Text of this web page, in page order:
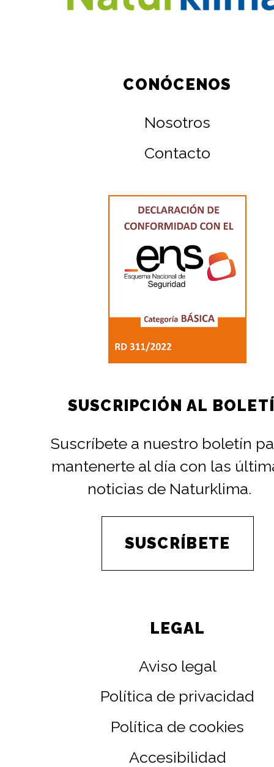
CONÓCENOS
Nosotros
Contacto
SUSCRIPCIÓN AL
Suscríbete a nuestro boletín
mantenerte al día con las
noticias de Naturklima.
SUSCRÍBETE
LEGAL
Aviso legal
Política de privacidad
Política de cookies
Accesibilidad